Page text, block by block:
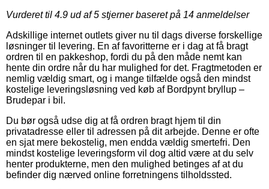
Vurderet til 4.9 ud af 5 stjerner baseret på 14 anmeldelser
Adskillige internet outlets giver nu til dags diverse forskellige
løsninger til levering. En af favoritterne er i dag at få bragt
ordren til en pakkeshop, fordi du på den måde nemt kan
hente din ordre når du har mulighed for det. Fragtmetoden er
nemlig vældig smart, og i mange tilfælde også den mindst
kostelige leveringsløsning ved køb af Bordpynt bryllup –
Brudepar i bil.
Du bør også udse dig at få ordren bragt hjem til din
privatadresse eller til adressen på dit arbejde. Denne er ofte
en sjat mere bekostelig, men endda vældig smertefri. Den
mindst kostelige leveringsform vil dog altid være at du selv
henter produkterne, men den mulighed betinges af at du
befinder dig nærved online forretningens tilholdssted.